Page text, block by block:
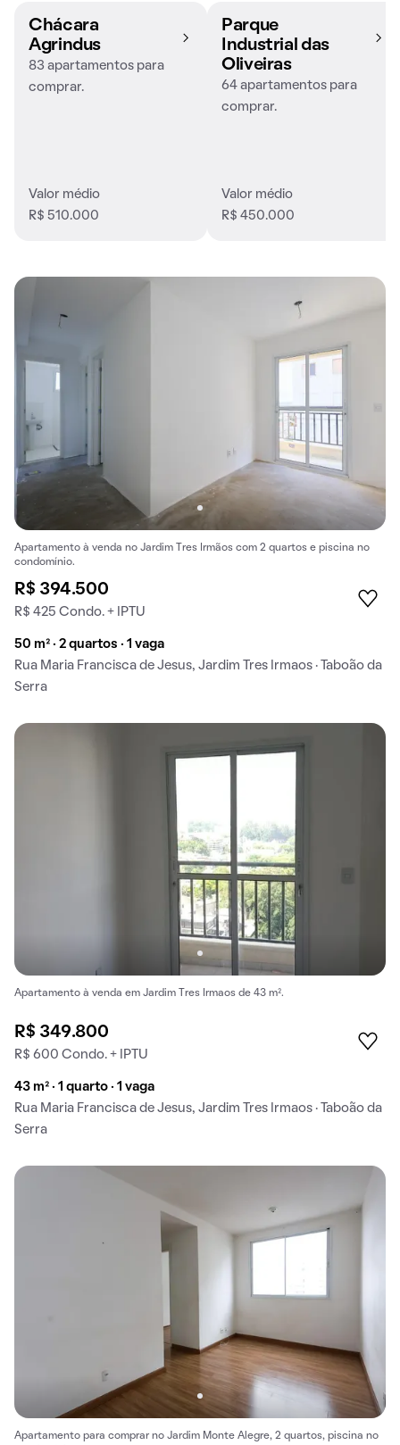
Chácara
Agrindus
83 apartamentos para
comprar.
Valor médio
R$ 510.000
Parque
Industrial das
Oliveiras
64 apartamentos para
comprar.
Valor médio
R$ 450.000
Apartamento à venda no Jardim Tres Irmãos com 2 quartos e piscina no
condomínio.
R$ 394.500
R$ 425 Condo. + IPTU
50 m² · 2 quartos · 1 vaga
Rua Maria Francisca de Jesus, Jardim Tres Irmaos · Taboão da
Serra
Apartamento à venda em Jardim Tres Irmaos de 43 m².
R$ 349.800
R$ 600 Condo. + IPTU
43 m² · 1 quarto · 1 vaga
Rua Maria Francisca de Jesus, Jardim Tres Irmaos · Taboão da
Serra
Apartamento para comprar no Jardim Monte Alegre, 2 quartos, piscina no